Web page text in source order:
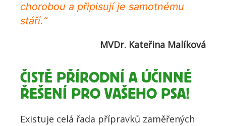
chorobou a připisují je samotnému
stáří.“
MVDr. Kateřina Malíková
ČISTĚ PŘÍRODNÍ A ÚČINNÉ
ŘEŠENÍ PRO VAŠEHO PSA!
Existuje celá řada přípravků zaměřených